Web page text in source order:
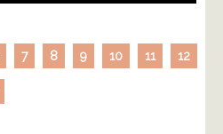
7 8 9 10 11 12